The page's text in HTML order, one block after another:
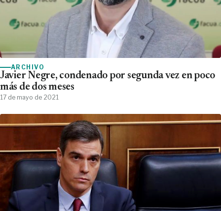
ARCHIVO
Javier Negre, condenado por segunda vez en poco
más de dos meses
17 de mayo de 2021